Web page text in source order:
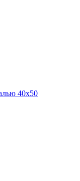
40х50